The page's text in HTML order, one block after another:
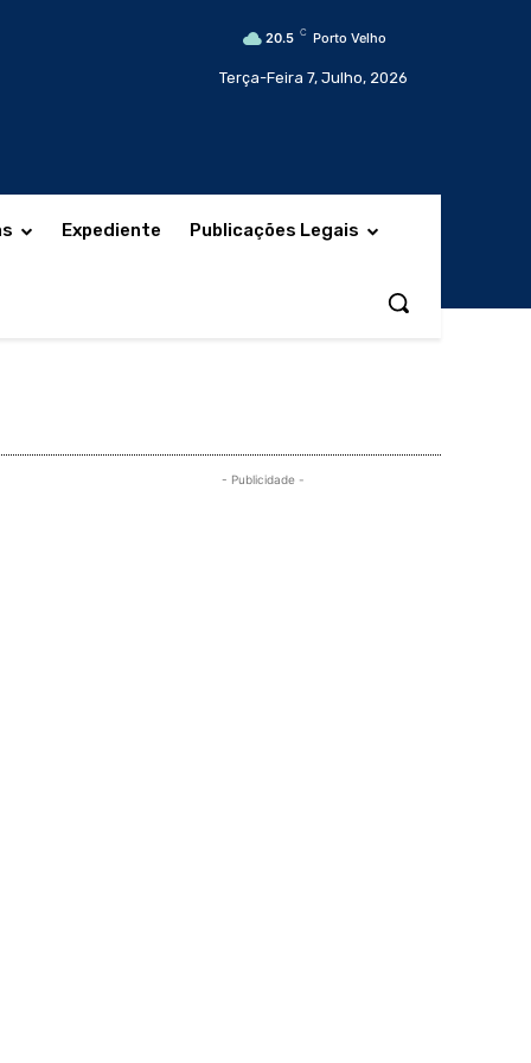
20.5 C Porto Velho
Terça-Feira 7, Julho, 2026
Expediente Publicações Legais
- Publicidade -